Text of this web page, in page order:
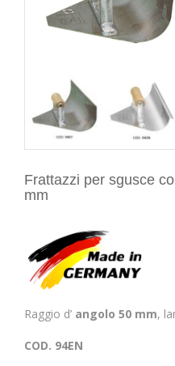
Frattazzi per sgusce
mm
Raggio d’ angolo 50 mm,
COD. 94EN